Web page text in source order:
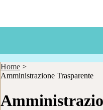
Home >
Amministrazione Trasparente